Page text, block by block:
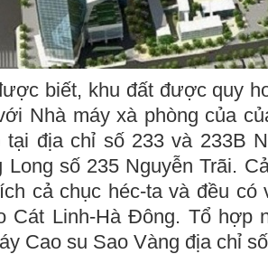
biết, khu đất được quy
Nhà máy xà phòng của
tại địa chỉ số 233 và 233B
Long số 235 Nguyễn Trãi.
cả chục héc-ta và đều
Cát Linh-Hà Đông. Tổ hợp
Cao su Sao Vàng địa chỉ